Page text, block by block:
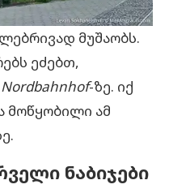
მუშაობს.
ეძებთ,
Nordbahnhof-ზე. იქ
მოწყობილი ამ
ნაბიჯები